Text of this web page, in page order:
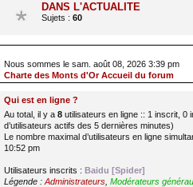
DANS L'ACTUALITE
Sujets : 60
Nous sommes le sam. août 08, 2026 3:39 pm
Charte des Monts d'Or Accueil du forum
Qui est en ligne ?
Au total, il y a 8 utilisateurs en ligne :: 1 inscrit, 0
d’utilisateurs actifs des 5 dernières minutes)
Le nombre maximal d’utilisateurs en ligne
10:52 pm
Utilisateurs inscrits : Baidu [Spider]
Légende : Administrateurs Modérateurs